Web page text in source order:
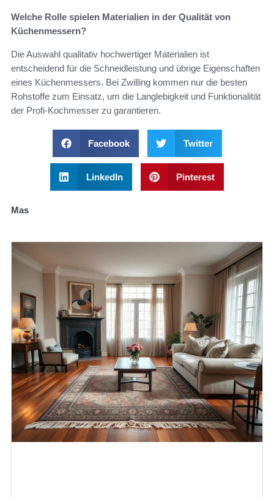
Welche Rolle spielen Materialien in der Qualität von
Küchenmessern?
Die Auswahl qualitativ hochwertiger Materialien ist
entscheidend für die Schneidleistung und übrige Eigenschaften
eines Küchenmessers. Bei Zwilling kommen nur die besten
Rohstoffe zum Einsatz, um die Langlebigkeit und Funktionalität
der Profi-Kochmesser zu garantieren.
Facebook Twitter
LinkedIn Pinterest
Mas